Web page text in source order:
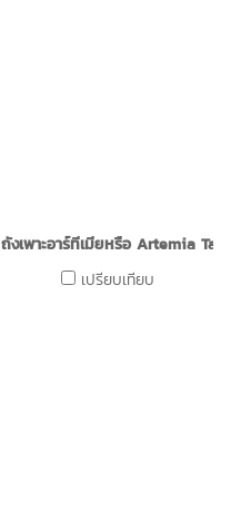
ถังเพาะอาร์ทีเมียหรือ Artemia Tank
เปรียบเทียบ